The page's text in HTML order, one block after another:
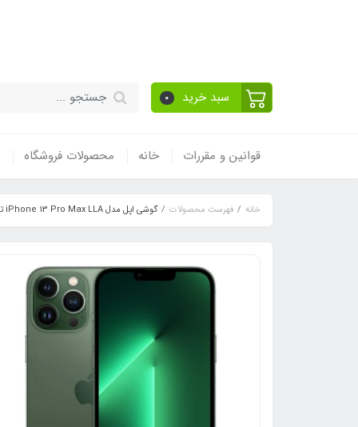
سبد خرید 0
قوانین و مقررات خانه محصولات فروشگاه
خانه فهرست محصولات گوشی اپل مدل iPhone 13 Pro Max LLA تک سیم‌ کارت 128 گیگابایت / رم 6 گیگابایت / NOT ACTIVE